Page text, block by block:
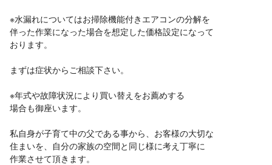
※水漏れについてはお掃除機能付きエアコンの分解を
伴った作業になった場合を想定した価格設定になって
おります。
まずは症状からご相談下さい。
※年式や故障状況により買い替えをお薦めする
場合も御座います。
私自身が子育て中の父である事から、お客様の大切な
住まいを、自分の家族の空間と同じ様に考え丁寧に
作業させて頂きます。